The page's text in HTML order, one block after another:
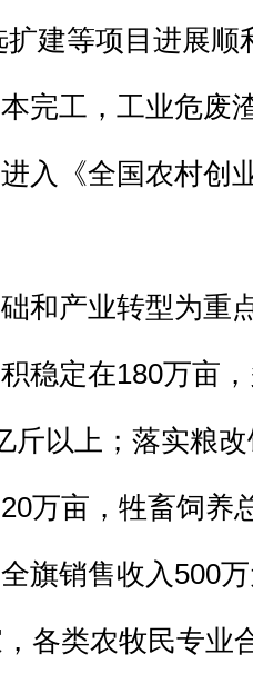
建等项目进展顺
完工，工业危废
入《全国农村创
产业转型为重
稳定在180万亩
斤以上；落实粮
万亩，牲畜饲养
全旗销售收入500
各类农牧民专业